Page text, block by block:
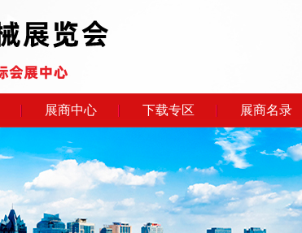
展商中心 下载专区 展商名录